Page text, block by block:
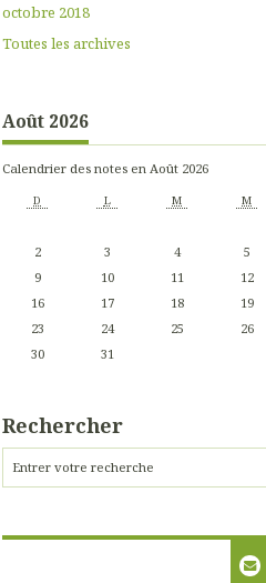
octobre 2018
Toutes les archives
Août 2026
Calendrier des notes en Août 2026
D L M M
2
3 4 5
9
10 11 12
16
17 18 19
23
24 25 26
30
31
Rechercher